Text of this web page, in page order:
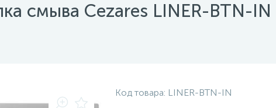
смыва Cezares LINER-BTN-IN
Код товара: LINER-BTN-IN